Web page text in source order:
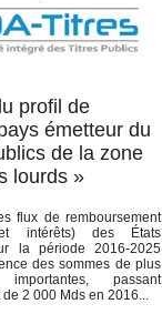
profil de
émetteur du
de la zone
lourds »
flux de remboursement
intérêts) des États
la période 2016-2025
des sommes de plus
passant
2 000 Mds en 2016...